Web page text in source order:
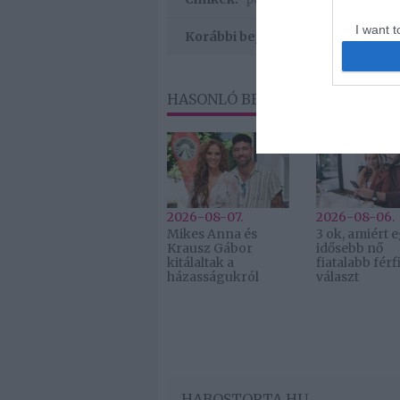
I want
I want
Korábbi bejegyzések
HASONLÓ BEJEGYZÉSEK
2026-08-07.
Mikes Anna és
Krausz Gábor
kitálaltak a
házasságukról
2026-08-06.
3 ok, amiért
idősebb nő
fiatalabb
választ